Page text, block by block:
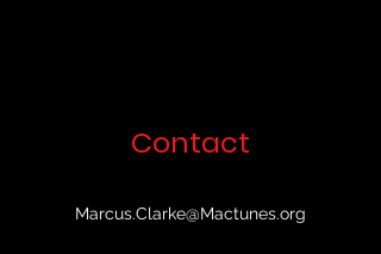
Contact
Marcus.Clarke@Mactunes.org